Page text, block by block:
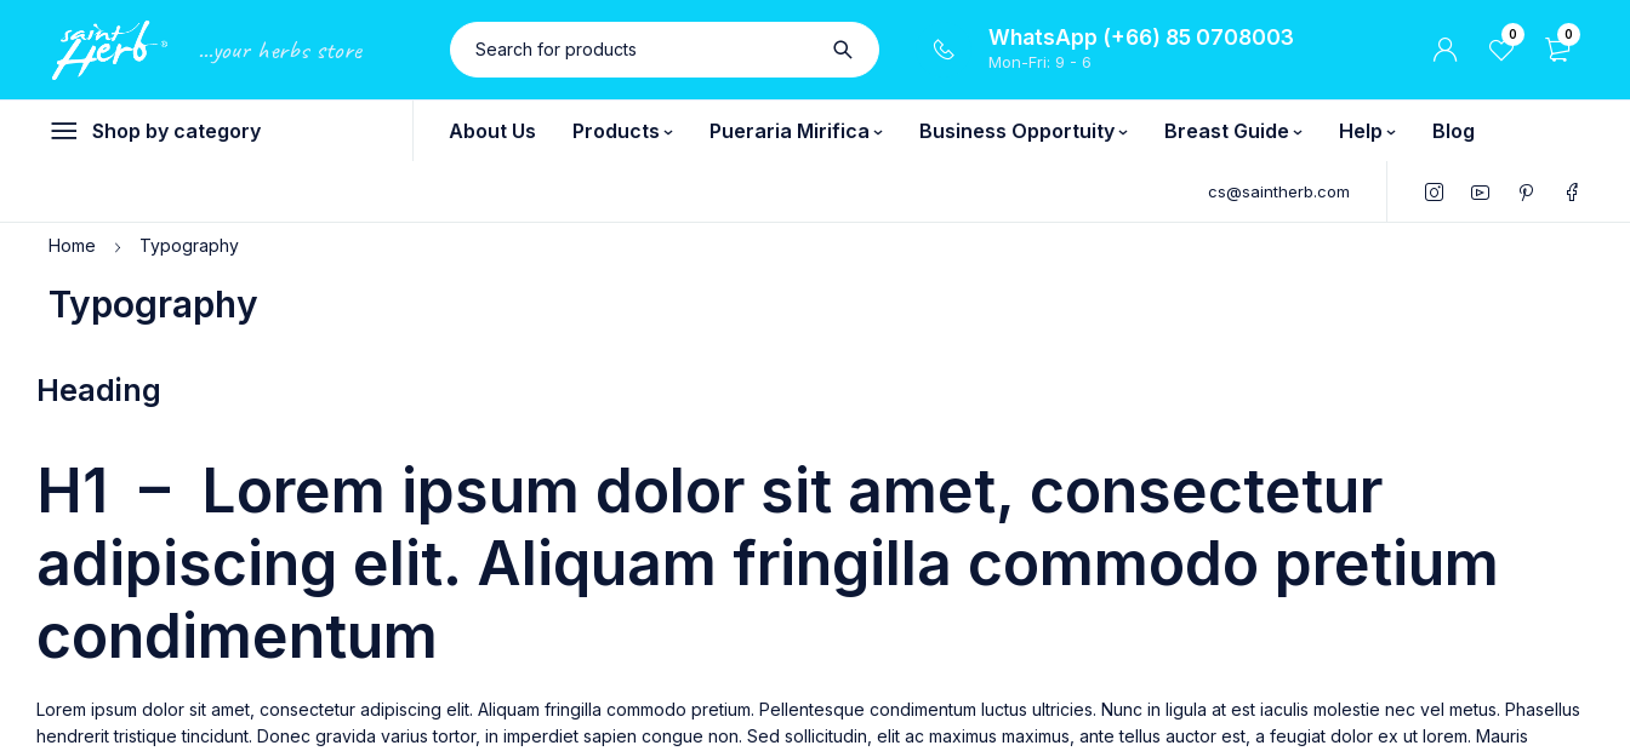
...your herbs store WhatsApp (+66) 85 0708003
Mon-Fri: 9 - 6
0 0
Shop by category About Us Products Pueraria Mirifica Business Opportuity Breast Guide Help Blog
cs@saintherb.com
Typography
Home Typography
Heading
H1 – Lorem ipsum dolor sit amet, consectetur
adipiscing elit. Aliquam fringilla commodo pretium
condimentum
Lorem ipsum dolor sit amet, consectetur adipiscing elit. Aliquam fringilla commodo pretium. Pellentesque condimentum luctus ultricies. Nunc in ligula at est iaculis molestie nec vel metus. Phasellus
hendrerit tristique tincidunt. Donec gravida varius tortor, in imperdiet sapien congue non. Sed sollicitudin, elit ac maximus maximus, ante tellus auctor est, a feugiat dolor ex ut lorem. Mauris